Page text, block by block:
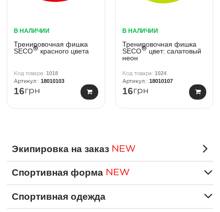
В НАЛИЧИИ
Тренировочная фишка
SECO® красного цвета
1018
18010103
16грн
В НАЛИЧИИ
Тренировочная фишка
SECO® цвет: салатовый
неон
1024
18010107
16грн
Экипировка на заказ NEW
Спортивная форма NEW
Спортивная одежда